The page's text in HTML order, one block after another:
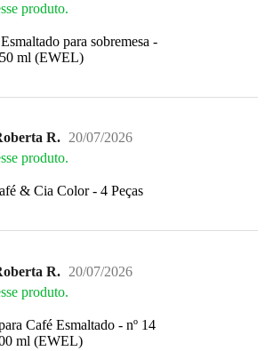
produto.
para sobremesa -
ml (EWEL)
R. 20/07/2026
produto.
& Cia Color - 4 Peças
R. 20/07/2026
produto.
Café Esmaltado - nº 14
ml (EWEL)